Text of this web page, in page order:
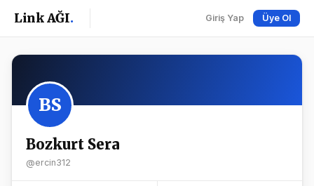
Link AĞI. Giriş Yap Üye Ol
BS
Bozkurt Sera
@ercin312